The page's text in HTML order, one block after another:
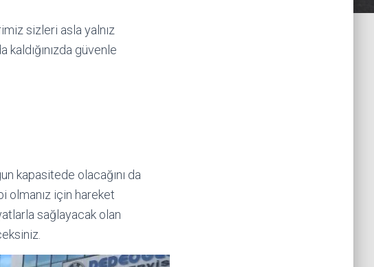
sizleri asla yalnız
güvenle
kapasitede olacağını da
olmanız için hareket
sağlayacak olan